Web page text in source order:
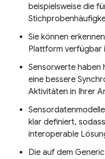
beispielsweise die
Sie können
Plattform verfügbar
Sensorwerte haben
eine bessere
Aktivitäten in Ihrer
klar definiert,
interoperable
Die auf dem